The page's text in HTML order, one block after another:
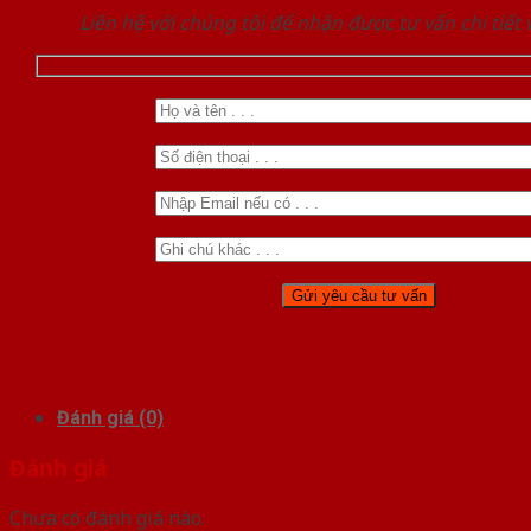
Liên hệ với chúng tôi để nhận được tư vấn chi tiết
Đánh giá (0)
Đánh giá
Chưa có đánh giá nào.